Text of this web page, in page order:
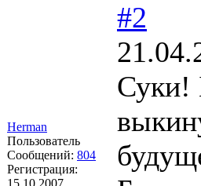
Herman
Пользователь
Сообщений: 804
Регистрация:
15.10.2007
#2
Суки!